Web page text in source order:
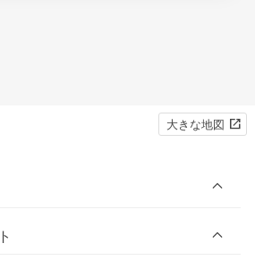
大きな地図